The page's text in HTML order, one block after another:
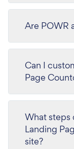
Are POWR
Can I
Page
What steps
Landing
site?